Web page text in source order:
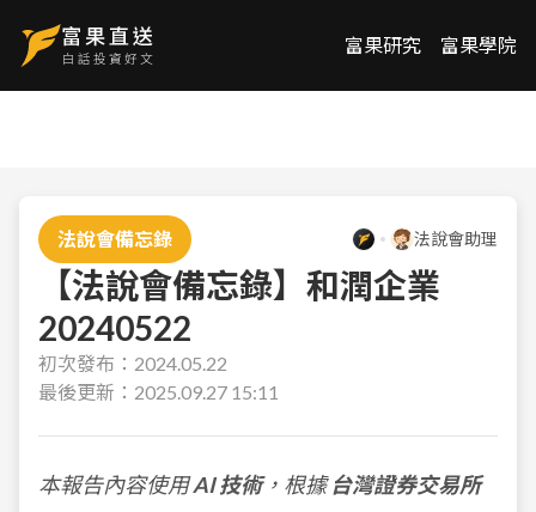
富果研究 富果學院
法說會備忘錄 法說會助理
【法說會備忘錄】和潤企業
20240522
初次發布： 2024.05.22
最後更新： 2025.09.27 15:11
本報告內容使用AI 技術，根據台灣證券交易所